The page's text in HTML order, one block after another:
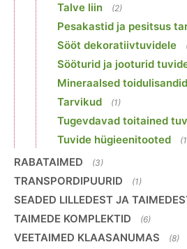
Talve liin (2)
Pesakastid ja pesitsus
Sööt dekoratiivtuvidele
Sööturid ja jooturid
Mineraalsed
Tarvikud (1)
Tugevdavad toitained
Tuvide hügieenitooted
RABATAIMED (3)
TRANSPORDIPUURID (1)
SEADED LILLEDEST JA
TAIMEDE KOMPLEKTID (6)
VEETAIMED KLAASANUMAS (8)